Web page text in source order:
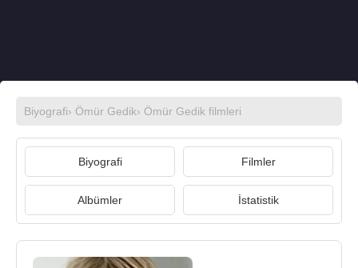
Biyografi› Ömür Gedik› Ömür Gedik filmleri
Biyografi Filmler
Albümler İstatistik